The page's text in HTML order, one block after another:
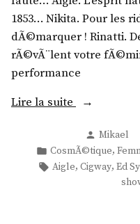
i
c
k
S
i
T
r
r
a
l
s
,
a
B
1853… Nikita. Pour les
dÃ©marquer ! Rinatti.
rÃ©vÃ¨lent votre
performance
Lire la suite
t
a
Publié
par
Mikael
Publié
dans
CosmÃ©tique,
Étiquettes :
Aigle, Cigway, Ed